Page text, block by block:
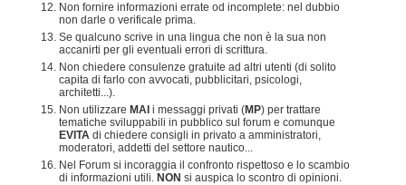
Non fornire informazioni errate od incomplete: nel dubbio
non darle o verificale prima.
Se qualcuno scrive in una lingua che non è la sua non
accanirti per gli eventuali errori di scrittura.
Non chiedere consulenze gratuite ad altri utenti (di solito
capita di farlo con avvocati, pubblicitari, psicologi,
architetti...).
Non utilizzare MAI i messaggi privati (MP) per trattare
tematiche sviluppabili in pubblico sul forum e comunque
EVITA di chiedere consigli in privato a amministratori,
moderatori, addetti del settore nautico...
Nel Forum si incoraggia il confronto rispettoso e lo scambio
di informazioni utili. NON si auspica lo scontro di opinioni.